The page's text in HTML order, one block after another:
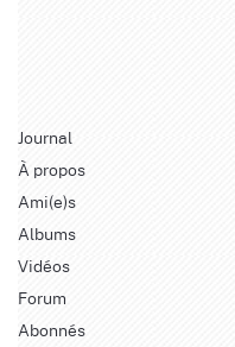
Journal
À propos
Ami(e)s
Albums
Vidéos
Forum
Abonnés